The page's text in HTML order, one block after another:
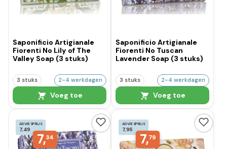
Saponificio Artigianale
Fiorenti No Lily of The
Valley Soap (3 stuks)
3 stuks 2-4 werkdagen
Voeg toe
Saponificio Artigianale
Fiorenti No Tuscan
Lavender Soap (3 stuks)
3 stuks 2-4 werkdagen
Voeg toe
ADVIESPRIJS
7,49
7,34
ADVIESPRIJS
7,95
7,79